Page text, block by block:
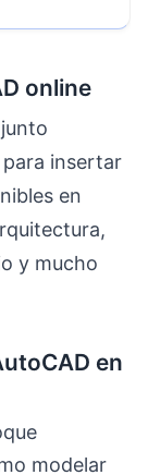
online
insertar
en
y mucho
en
modelar